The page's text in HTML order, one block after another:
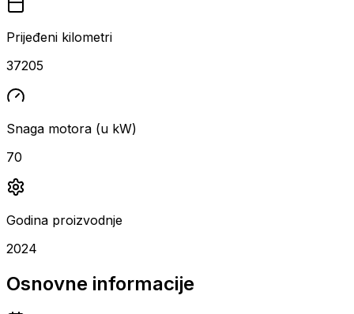
Prijeđeni kilometri
37205
Snaga motora (u kW)
70
Godina proizvodnje
2024
Osnovne informacije